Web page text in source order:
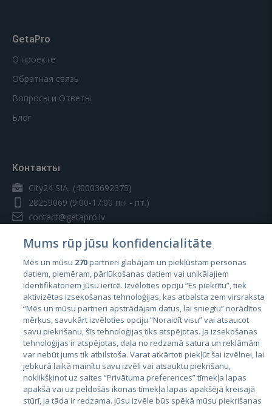
GetaPro
О проекте
Обратная связь
Вопросы и Ответы
Блог
Контакты
City24 SIA, (40003692375)
28259069 (9:00-17:00 пн. - пт.)
contact@getapro.lv
Страны
Эстония
Латвия
Литва
Mums rūp jūsu konfidencialitāte
Mēs un mūsu 270partneri glabājam un piekļūstam personas
datiem, piemēram, pārlūkošanas datiem vai unikālajiem
identifikatoriem jūsu ierīcē. Izvēloties opciju “Es piekrītu”, tiek
aktivizētas izsekošanas tehnoloģijas, kas atbalsta zem virsraksta
“Mēs un mūsu partneri apstrādājam datus, lai sniegtu” norādītos
mērķus, savukārt izvēloties opciju “Noraidīt visu” vai atsaucot
savu piekrišanu, šīs tehnoloģijas tiks atspējotas. Ja izsekošanas
tehnoloģijas ir atspējotas, daļa no redzamā satura un reklāmām
var nebūt jums tik atbilstoša. Varat atkārtoti piekļūt šai izvēlnei, lai
jebkurā laikā mainītu savu izvēli vai atsauktu piekrišanu,
noklikšķinot uz saites “Privātuma preferences” tīmekļa lapas
apakšā vai uz peldošās ikonas tīmekļa lapas apakšējā kreisajā
stūrī, ja tāda ir redzama. Jūsu izvēle būs spēkā mūsu piekrišanas